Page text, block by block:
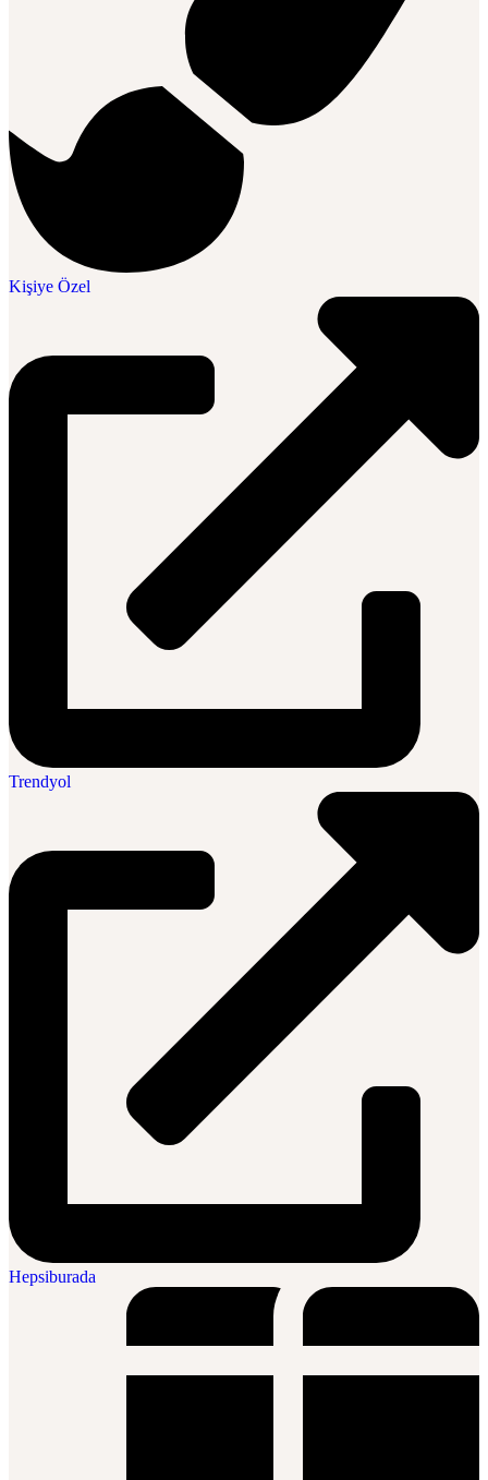
Kişiye Özel
Trendyol
Hepsiburada